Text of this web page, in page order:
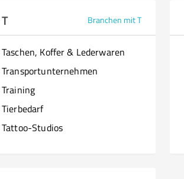
T Branchen mit T
Taschen, Koffer & Lederwaren
Transportunternehmen
Training
Tierbedarf
Tattoo-Studios